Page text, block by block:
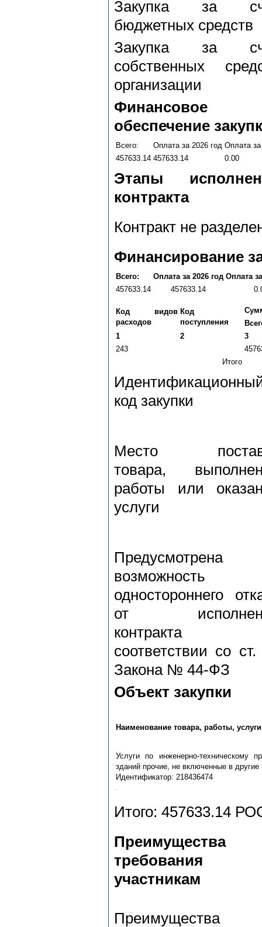
Закупка за
бюджетных средств
Закупка за
собственных
организации
Финансовое
обеспечение
Всего: Оплата за 2026 год Оплата
457633.14 457633.14 0.00
Этапы
контракта
Контракт не
Финансирование
Всего: Оплата за 2026 год Оплата
457633.14
457633.14
Код видов
расходов
Код
поступления
1
2
3
243
Итого
код закупки
Место
товара,
работы или
услуги
Предусмотрена
возможность
одностороннего
от
контракта
соответствии со
Закона № 44-ФЗ
Объект закупки
Наименование товара, работы, услуги
Услуги по инженерно-техническому
зданий прочие, не включенные в другие
Идентификатор: 218436474
Итого: 457633.14
требования
участникам
Преимущества